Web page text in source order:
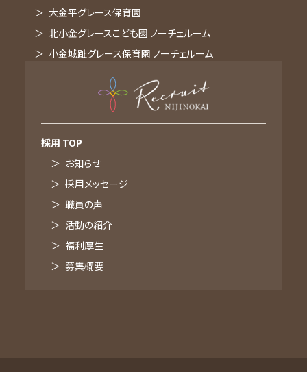
採用 TOP
お知らせ
採用メッセージ
福利厚生
募集概要
大金平グレース保育園
北小金グレースこども園 ノーチェルーム
小金城趾グレース保育園 ノーチェルーム
採用 TOP
お知らせ
採用メッセージ
職員の声
活動の紹介
福利厚生
募集概要